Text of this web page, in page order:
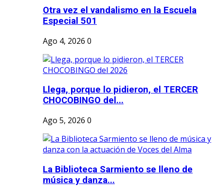
Otra vez el vandalismo en la Escuela
Especial 501
Ago 4, 2026 0
Llega, porque lo pidieron, el TERCER
CHOCOBINGO del...
Ago 5, 2026 0
La Biblioteca Sarmiento se lleno de
música y danza...